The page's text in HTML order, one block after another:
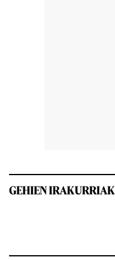
GEHIEN IRAKURRIAK